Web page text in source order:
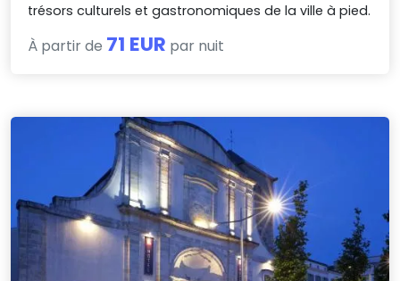
trésors culturels et gastronomiques de la ville à pied.
À partir de 71 EUR par nuit